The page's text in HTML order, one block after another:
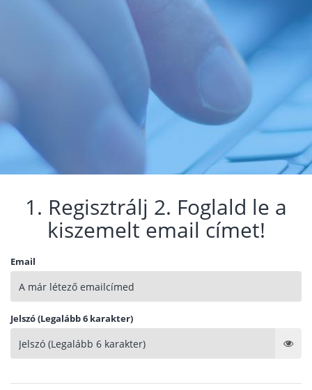
1. Regisztrálj 2. Foglald le a
kiszemelt email címet!
Email
Jelszó (Legalább 6 karakter)